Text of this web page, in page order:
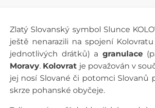
Zlatý Slovanský symbol Slunce
ještě nenarazili na spojení
jednotlivých drátků) a granulace
Moravy. Kolovrat je považován v
jej nosí Slované či potomci Slovanů
skrze pohanské obyčeje.